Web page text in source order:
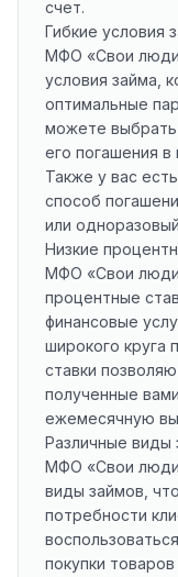
счет.
Гибкие условия
МФО «Свои люди
условия займа,
оптимальные
можете
его погашения
Также у вас
способ
или
Низкие
МФО «Свои люди
процентные
финансовые
широкого круга
ставки
полученные
ежемесячную
Различные виды
МФО «Свои люди
виды займов,
потребности
покупки